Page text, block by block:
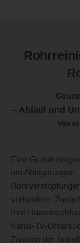
– Ablauf und
Eine
um
verhindern.
Ihre
Kanal-TV-
Zustand der